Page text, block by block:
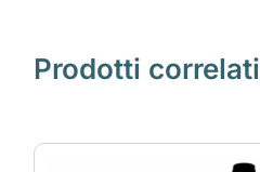
Prodotti correlati